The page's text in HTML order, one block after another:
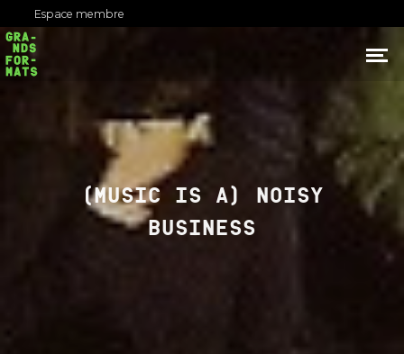
Espace membre
(MUSIC IS A) NOISY
BUSINESS